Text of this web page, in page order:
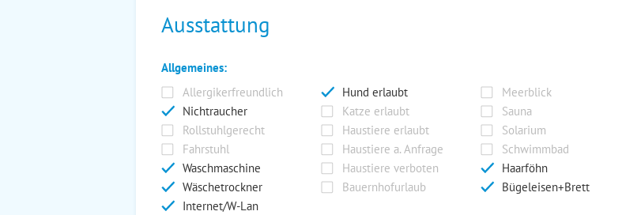
Ausstattung
Allgemeines:
Allergikerfreundlich
Hund erlaubt
Meerblick
Nichtraucher
Katze erlaubt
Sauna
Rollstuhlgerecht
Haustiere erlaubt
Solarium
Fahrstuhl
Haustiere a. Anfrage
Schwimmbad
Waschmaschine
Haustiere verboten
Haarföhn
Wäschetrockner
Bauernhofurlaub
Bügeleisen+Brett
Internet/W-Lan